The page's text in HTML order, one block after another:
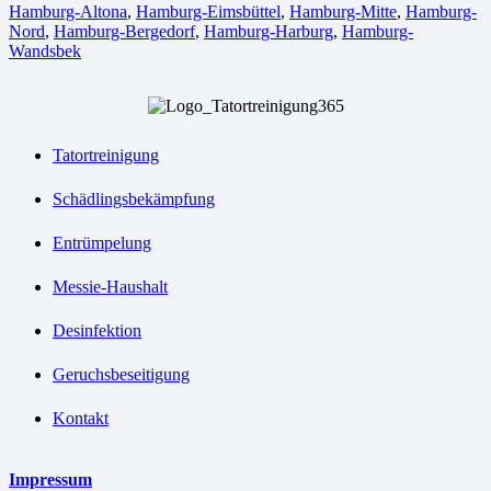
Hamburg-Altona, Hamburg-Eimsbüttel, Hamburg-Mitte, Hamburg-
Nord, Hamburg-Bergedorf, Hamburg-Harburg, Hamburg-
Wandsbek
Tatortreinigung
Schädlingsbekämpfung
Entrümpelung
Messie-Haushalt
Desinfektion
Geruchsbeseitigung
Kontakt
Impressum